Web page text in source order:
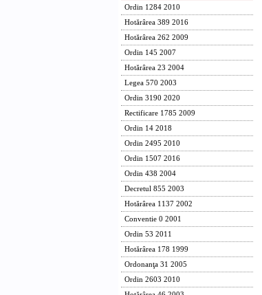
Ordin 1284 2010
Hotărârea 389 2016
Hotărârea 262 2009
Ordin 145 2007
Hotărârea 23 2004
Legea 570 2003
Ordin 3190 2020
Rectificare 1785 2009
Ordin 14 2018
Ordin 2495 2010
Ordin 1507 2016
Ordin 438 2004
Decretul 855 2003
Hotărârea 1137 2002
Conventie 0 2001
Ordin 53 2011
Hotărârea 178 1999
Ordonanţa 31 2005
Ordin 2603 2010